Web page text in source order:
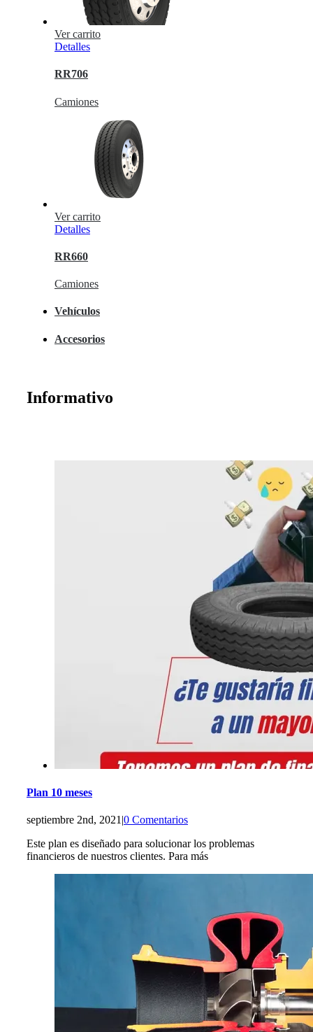
Ver carrito
Detalles
RR706
Camiones
Ver carrito
Detalles
RR660
Camiones
Vehículos
Accesorios
Informativo
Plan 10 meses
septiembre 2nd, 2021 |0 Comentarios
Este plan es diseñado para solucionar los problemas
financieros de nuestros clientes. Para más